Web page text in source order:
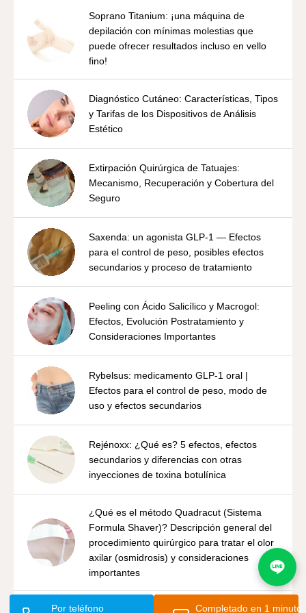
Soprano Titanium: ¡una máquina de
depilación con mínimas molestias que
puede ofrecer resultados incluso en vello
fino!
Diagnóstico Cutáneo: Características, Tipos
y Tarifas de los Dispositivos de Análisis
Estético
Extirpación Quirúrgica de Tatuajes:
Mecanismo, Recuperación y Cobertura del
Seguro
Saxenda: un agonista GLP-1 — Efectos
para el control de peso, posibles efectos
secundarios y proceso de tratamiento
Peeling con Ácido Salicílico y Macrogol:
Efectos, Evolución Postratamiento y
Consideraciones Importantes
Rybelsus: medicamento GLP-1 oral |
Efectos para el control de peso, modo de
uso y efectos secundarios
Rejénoxx: ¿Qué es? 5 efectos, efectos
secundarios y diferencias con otras
inyecciones de toxina botulínica
¿Qué es el método Quadracut (Sistema
Formula Shaver)? Descripción general del
procedimiento quirúrgico para tratar el olor
axilar (osmidrosis) y consideraciones
importantes
4 efectos que se pueden esperar de la
Por teléfono Completado en 1 minuto